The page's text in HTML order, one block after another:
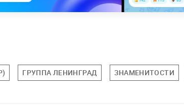
ГРУППА ЛЕНИНГРАД ЗНАМЕНИТОСТИ